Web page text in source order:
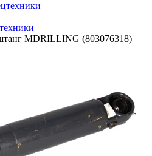
MDRILLING (803076318)